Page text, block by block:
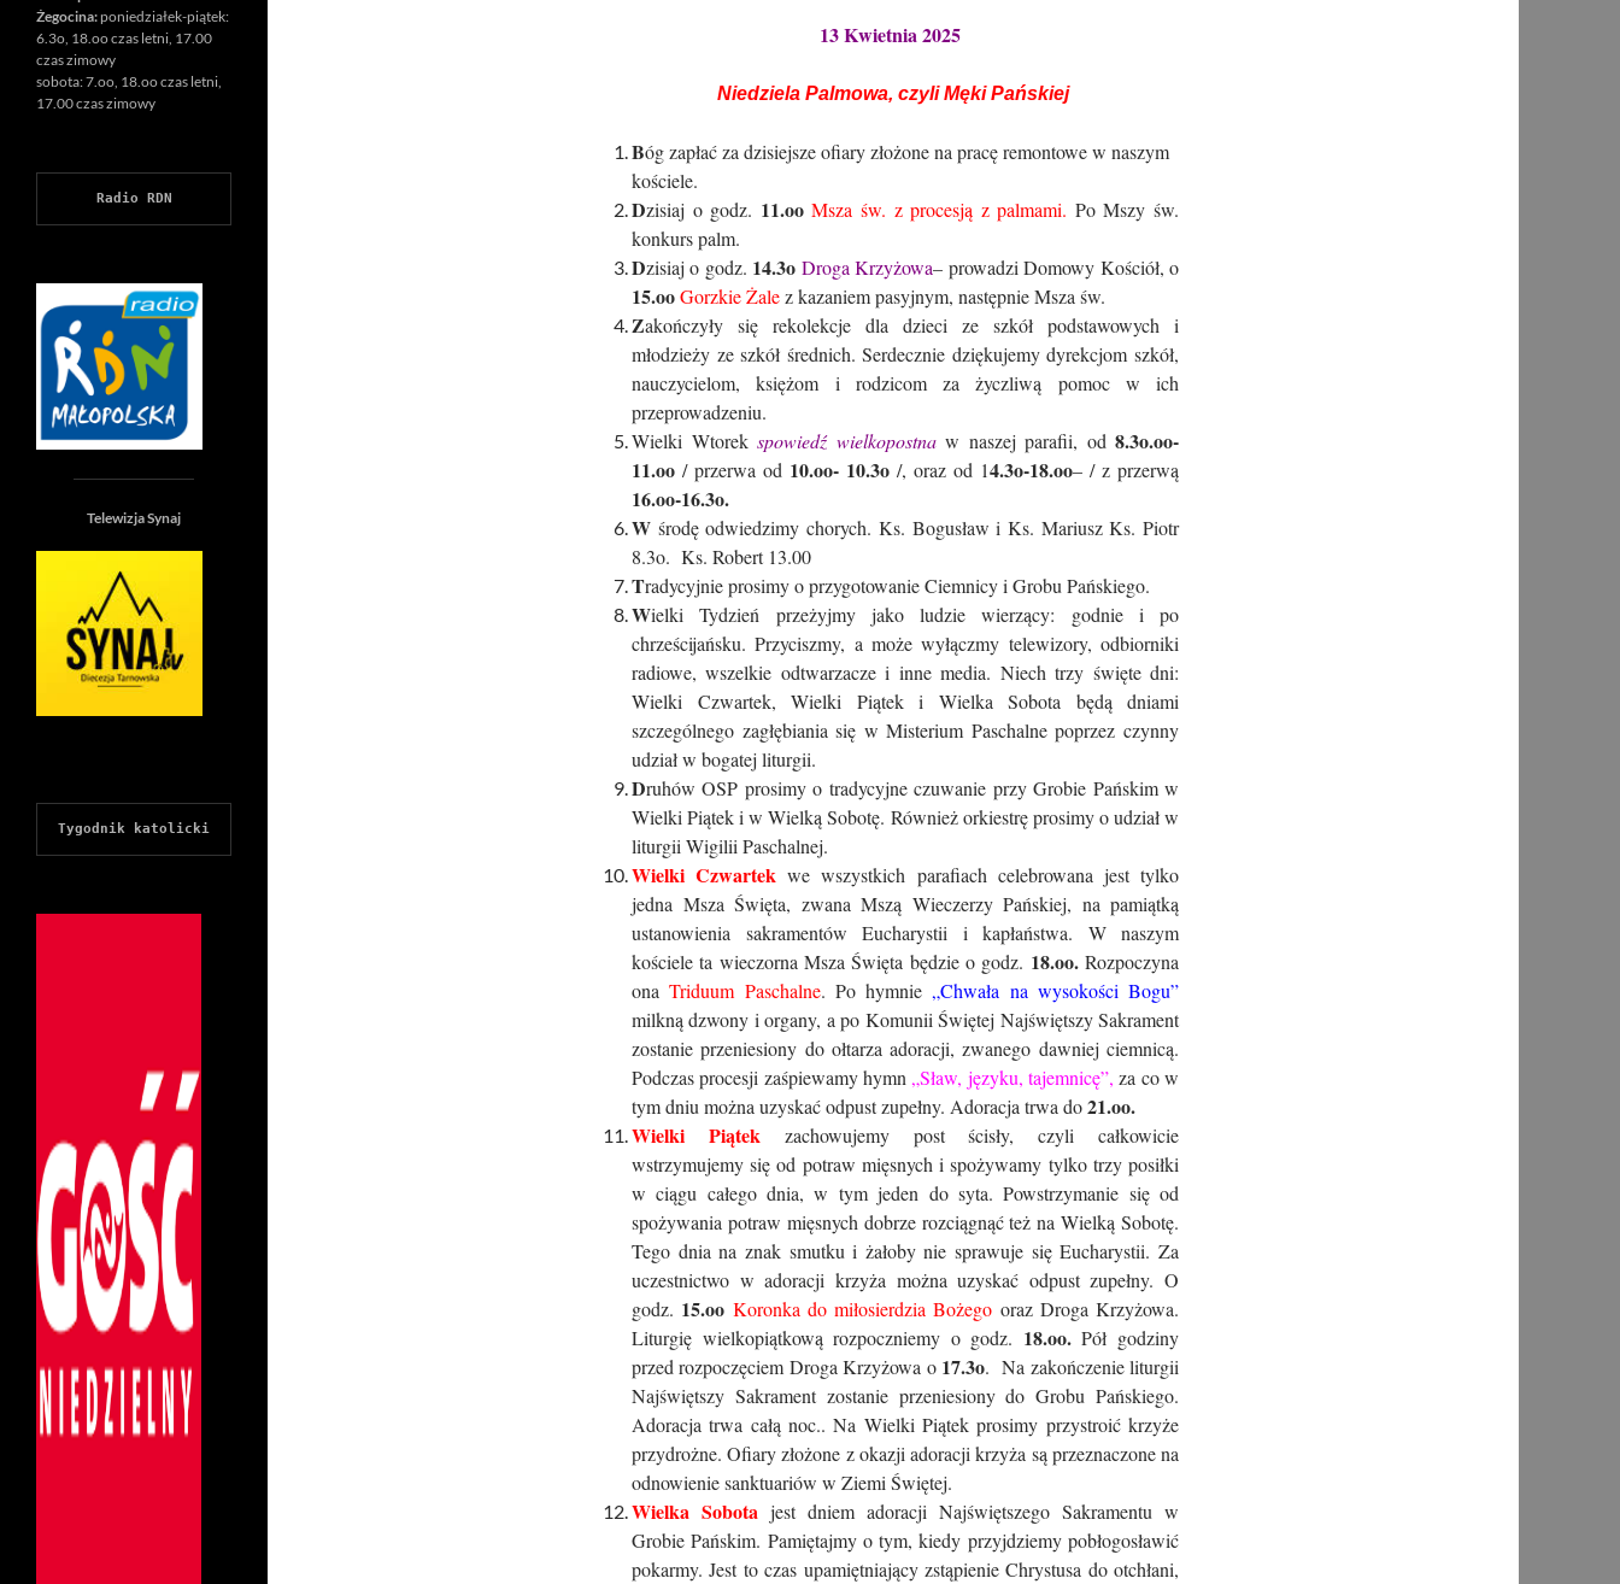
13 Kwietnia 2025
Niedziela Palmowa, czyli Męki Pańskiej
Bóg zapłać za dzisiejsze ofiary złożone na pracę remontowe w naszym
kościele.
Dzisiaj o godz. 11.oo Msza św. z procesją z palmami. Po Mszy św.
konkurs palm.
Dzisiaj o godz. 14.3o Droga Krzyżowa– prowadzi Domowy Kościół, o
15.ooGorzkie Żalez kazaniem pasyjnym, następnie Msza św.
Zakończyły się rekolekcje dla dzieci ze szkół podstawowych i
młodzieży ze szkół średnich. Serdecznie dziękujemy dyrekcjom szkół,
nauczycielom, księżom i rodzicom za życzliwą pomoc w ich
przeprowadzeniu.
Wielki Wtorek spowiedź wielkopostnaw naszej parafii, od 8.3o.oo-
11.oo / przerwa od 10.oo- 10.3o /, oraz od 14.3o-18.oo– / z przerwą
16.oo-16.3o.
W środę odwiedzimy chorych. Ks. Bogusław i Ks. Mariusz Ks. Piotr
8.3o. Ks. Robert 13.00
Tradycyjnie prosimy o przygotowanie Ciemnicy i Grobu Pańskiego.
Wielki Tydzień przeżyjmy jako ludzie wierzący: godnie i po
chrześcijańsku. Przyciszmy, a może wyłączmy telewizory, odbiorniki
radiowe, wszelkie odtwarzacze i inne media. Niech trzy święte dni:
Wielki Czwartek, Wielki Piątek i Wielka Sobota będą dniami
szczególnego zagłębiania się w Misterium Paschalne poprzez czynny
udział w bogatej liturgii.
Druhów OSP prosimy o tradycyjne czuwanie przy Grobie Pańskim w
Wielki Piątek i w Wielką Sobotę. Również orkiestrę prosimy o udział w
liturgii Wigilii Paschalnej.
Wielki Czwartek we wszystkich parafiach celebrowana jest tylko
jedna Msza Święta, zwana Mszą Wieczerzy Pańskiej, na pamiątką
ustanowienia sakramentów Eucharystii i kapłaństwa. W naszym
kościele ta wieczorna Msza Święta będzie o godz. 18.oo.Rozpoczyna
onaTriduum Paschalne. Po hymnie „Chwała na wysokości Bogu”
milkną dzwony i organy, a po Komunii Świętej Najświętszy Sakrament
zostanie przeniesiony do ołtarza adoracji, zwanego dawniej ciemnicą.
Podczas procesji zaśpiewamy hymn „Sław, języku, tajemnicę”, za co w
tym dniu można uzyskać odpust zupełny. Adoracja trwa do21.oo.
Wielki Piątek zachowujemy post ścisły, czyli całkowicie
wstrzymujemy się od potraw mięsnych i spożywamy tylko trzy posiłki
w ciągu całego dnia, w tym jeden do syta. Powstrzymanie się od
spożywania potraw mięsnych dobrze rozciągnąć też na Wielką Sobotę.
Tego dnia na znak smutku i żałoby nie sprawuje się Eucharystii. Za
uczestnictwo w adoracji krzyża można uzyskać odpust zupełny. O
godz. 15.oo Koronka do miłosierdzia Bożego oraz Droga Krzyżowa.
Liturgię wielkopiątkową rozpoczniemy o godz. 18.oo.Pół godziny
przed rozpoczęciem Droga Krzyżowa o 17.3o. Na zakończenie liturgii
Najświętszy Sakrament zostanie przeniesiony do Grobu Pańskiego.
Adoracja trwa całą noc.. Na Wielki Piątek prosimy przystroić krzyże
przydrożne. Ofiary złożone z okazji adoracji krzyża są przeznaczone na
odnowienie sanktuariów w Ziemi Świętej.
Wielka Sobota jest dniem adoracji Najświętszego Sakramentu w
Grobie Pańskim. Pamiętajmy o tym, kiedy przyjdziemy pobłogosławić
pokarmy. Jest to czas upamiętniający zstąpienie Chrystusa do otchłani,
Żegocina: poniedziałek-piątek:
6.3o, 18.oo czas letni, 17.00
czas zimowy
sobota: 7.oo, 18.oo czas letni,
17.00 czas zimowy
Radio RDN
Telewizja Synaj
Tygodnik katolicki